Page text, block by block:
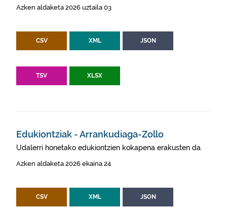
Azken aldaketa 2026 uztaila 03
CSV XML JSON
TSV XLSX
Edukiontziak - Arrankudiaga-Zollo
Udalerri honetako edukiontzien kokapena erakusten da.
Azken aldaketa 2026 ekaina 24
CSV XML JSON